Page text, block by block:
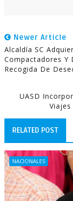
Newer Article
Alcaldía SC
Compactadores Y
Recogida De
UASD
RELATED POST
NACIONALES